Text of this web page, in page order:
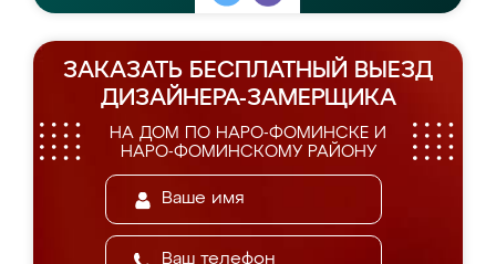
ЗАКАЗАТЬ БЕСПЛАТНЫЙ ВЫЕЗД
ДИЗАЙНЕРА-ЗАМЕРЩИКА
НА ДОМ ПО НАРО-ФОМИНСКЕ И
НАРО-ФОМИНСКОМУ РАЙОНУ